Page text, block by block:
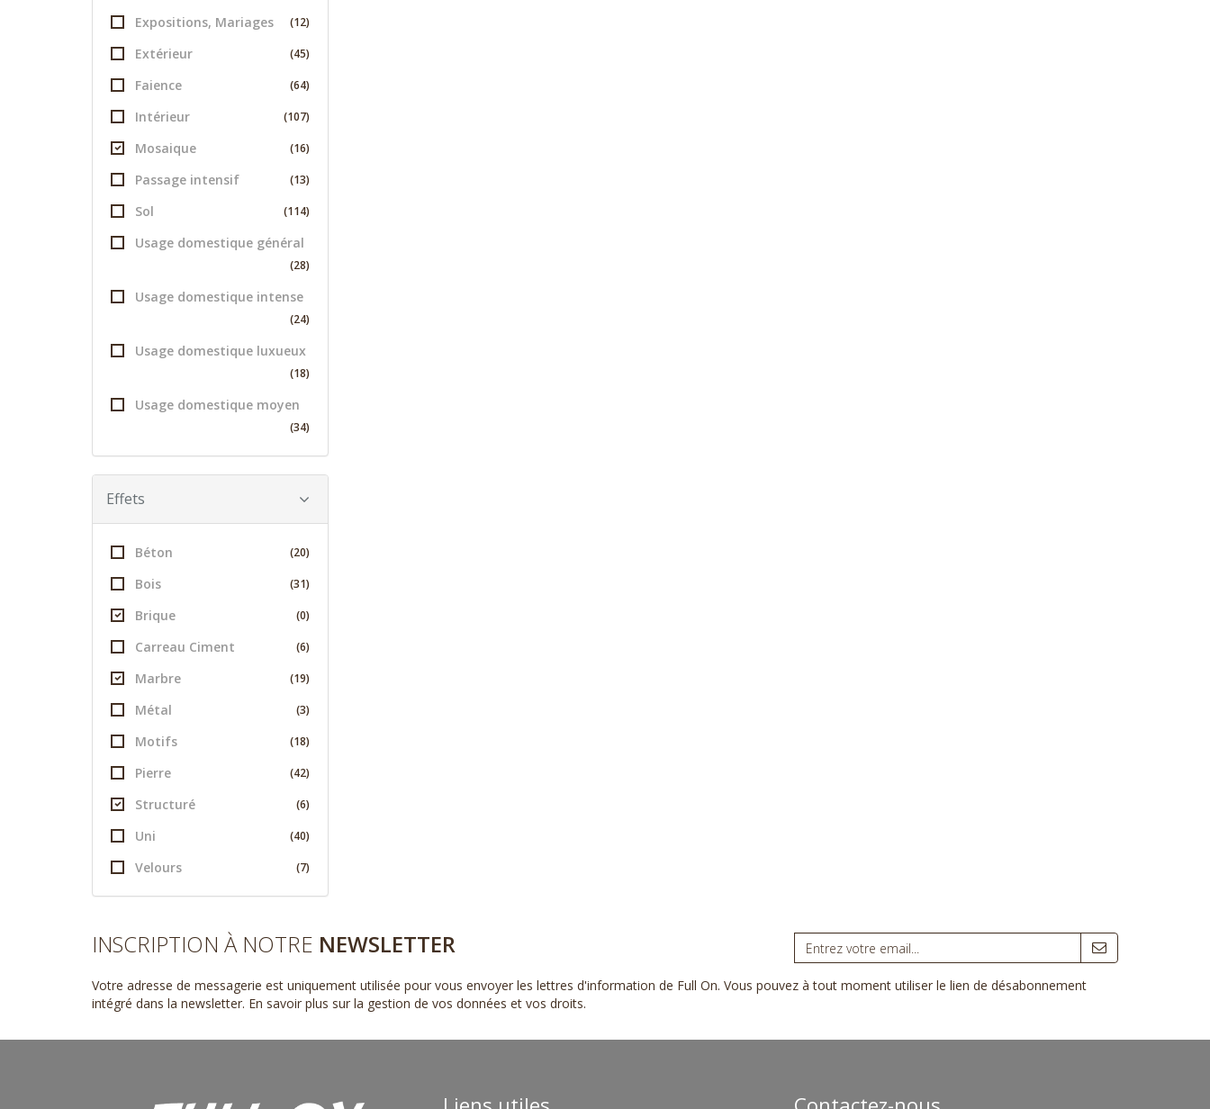
Expositions, Mariages (12)
Extérieur (45)
Faience (64)
Intérieur (107)
Mosaique (16)
Passage intensif (13)
Sol (114)
Usage domestique général
(28)
Usage domestique intense
(24)
Usage domestique luxueux
(18)
Usage domestique moyen
(34)
Effets
Béton (20)
Bois (31)
Brique (0)
Carreau Ciment (6)
Marbre (19)
Métal (3)
Motifs (18)
Pierre (42)
Structuré (6)
Uni (40)
Velours (7)
INSCRIPTION À NOTRE NEWSLETTER
Votre adresse de messagerie est uniquement utilisée pour vous envoyer les lettres d'information de Full On. Vous pouvez à tout moment utiliser le lien de désabonnement
intégré dans la newsletter. En savoir plus sur la gestion de vos données et vos droits.